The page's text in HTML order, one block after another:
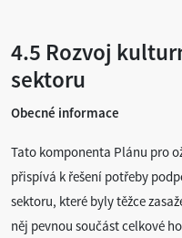
4.5 Rozvoj
sektoru
Obecné informace
Tato komponenta Plánu pro
přispívá k řešení potřeby
sektoru, které byly těžce
něj pevnou součást celkové